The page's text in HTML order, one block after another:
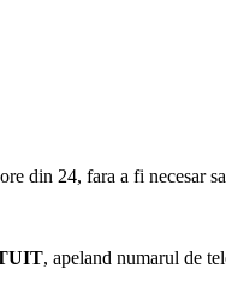
din 24, fara a fi necesar
, apeland numarul de